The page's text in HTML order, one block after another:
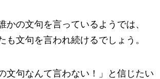
かの文句を言っているようでは、
も文句を言われ続けるでしょう。
文句なんて言わない！」と信じたい